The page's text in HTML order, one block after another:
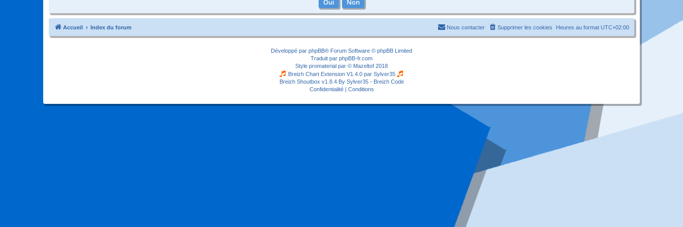
Accueil Index du forum Heures au format UTC+02:00
Supprimer les cookies
Nous contacter
Développé par phpBB® Forum Software © phpBB Limited
Traduit par phpBB-fr.com
Style promaterial par © Mazeltof 2018
Breizh Chart Extension V1.4.0 par Sylver35
Breizh Shoutbox v1.8.4 By Sylver35 - Breizh Code
Confidentialité| Conditions